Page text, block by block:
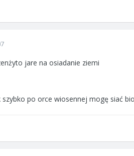
jare na osiadanie ziemi
po orce wiosennej mogę siać